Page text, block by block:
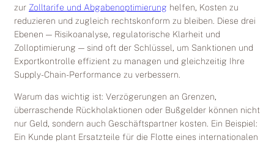
zur Zolltarife und Abgabenoptimierung helfen, Kosten zu
reduzieren und zugleich rechtskonform zu bleiben. Diese drei
Ebenen — Risikoanalyse, regulatorische Klarheit und
Zolloptimierung — sind oft der Schlüssel, um Sanktionen und
Exportkontrolle effizient zu managen und gleichzeitig Ihre
Supply-Chain-Performance zu verbessern.
Warum das wichtig ist: Verzögerungen an Grenzen,
überraschende Rückholaktionen oder Bußgelder können nicht
nur Geld, sondern auch Geschäftspartner kosten. Ein Beispiel:
Ein Kunde plant Ersatzteile für die Flotte eines internationalen